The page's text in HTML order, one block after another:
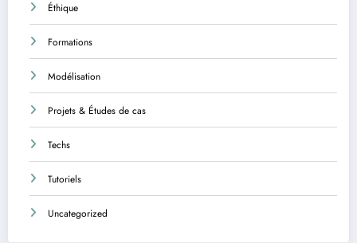
Éthique
Formations
Modélisation
Projets & Études de cas
Techs
Tutoriels
Uncategorized